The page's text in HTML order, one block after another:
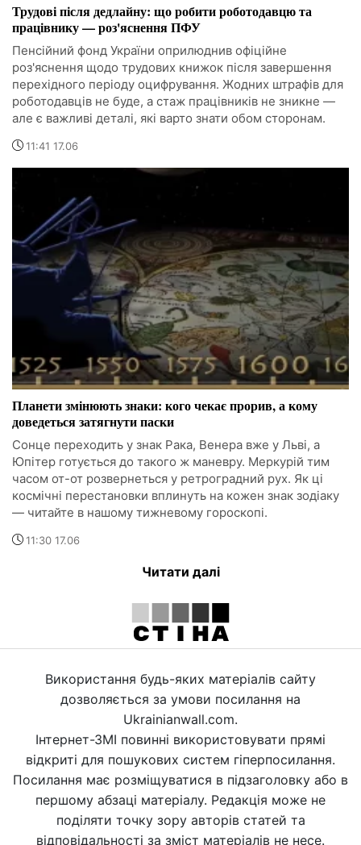
Трудові після дедлайну: що робити роботодавцю та
працівнику — роз'яснення ПФУ
Пенсійний фонд України оприлюднив офіційне
роз'яснення щодо трудових книжок після завершення
перехідного періоду оцифрування. Жодних штрафів для
роботодавців не буде, а стаж працівників не зникне —
але є важливі деталі, які варто знати обом сторонам.
11:41 17.06
Планети змінюють знаки: кого чекає прорив, а кому
доведеться затягнути паски
Сонце переходить у знак Рака, Венера вже у Льві, а
Юпітер готується до такого ж маневру. Меркурій тим
часом от-от розвернеться у ретроградний рух. Як ці
космічні перестановки вплинуть на кожен знак зодіаку
— читайте в нашому тижневому гороскопі.
11:30 17.06
Читати далі
Використання будь-яких матеріалів сайту
дозволяється за умови посилання на
Ukrainianwall.com.
Інтернет-ЗМІ повинні використовувати прямі
відкриті для пошукових систем гіперпосилання.
Посилання має розміщуватися в підзаголовку або в
першому абзаці матеріалу. Редакція може не
поділяти точку зору авторів статей та
відповідальності за зміст матеріалів не несе.